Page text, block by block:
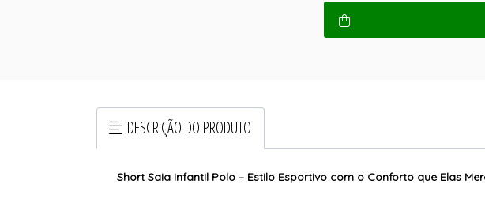
DESCRIÇÃO DO PRODUTO
Short Saia Infantil Polo – Estilo Esportivo com o Conforto que Elas